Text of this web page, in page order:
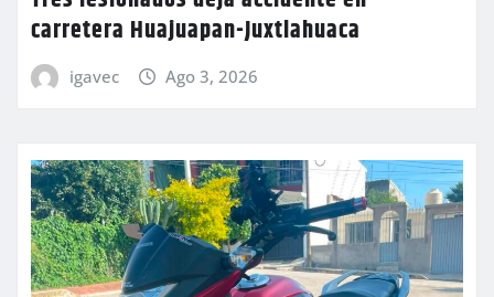
carretera Huajuapan-Juxtlahuaca
igavec Ago 3, 2026